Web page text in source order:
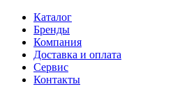
Каталог
Бренды
Компания
Доставка и оплата
Сервис
Контакты